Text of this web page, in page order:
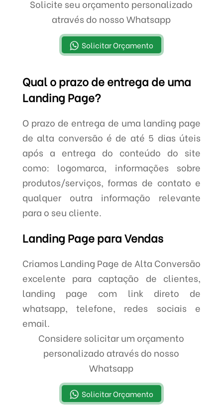
Solicite seu orçamento personalizado
através do nosso Whatsapp
Solicitar Orçamento
Qual o prazo de entrega de uma
Landing Page?
O prazo de entrega de uma landing page
de alta conversão é de até 5 dias úteis
após a entrega do conteúdo do site
como: logomarca, informações sobre
produtos/serviços, formas de contato e
qualquer outra informação relevante
para o seu cliente.
Landing Page para Vendas
Criamos Landing Page de Alta Conversão
excelente para captação de clientes,
landing page com link direto de
whatsapp, telefone, redes sociais e
email.
Considere solicitar um orçamento
personalizado através do nosso
Whatsapp
Solicitar Orçamento